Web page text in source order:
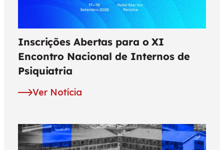
Inscrições Abertas para o XI
Encontro Nacional de Internos de
Psiquiatria
Ver Notícia